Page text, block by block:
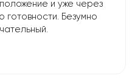
и уже через
Безумно